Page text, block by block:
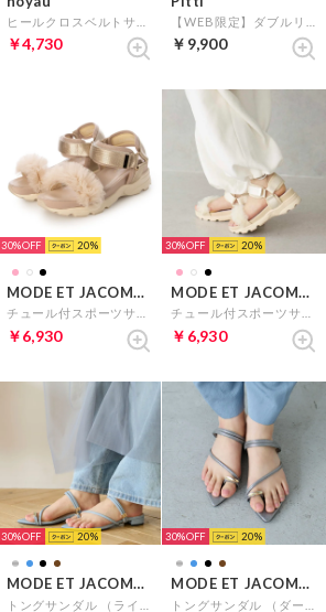
￥4,730 ￥9,900
30% 20
MODE ET JACOMO carino
￥6,930
30% 20
MODE ET JACOMO carino
￥6,930
30% 20
MODE ET JACOMO carino
30% 20
MODE ET JACOMO carino